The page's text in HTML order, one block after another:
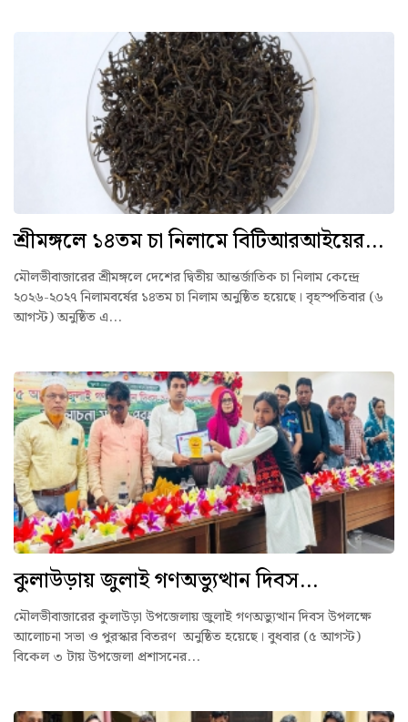
শ্রীমঙ্গলে ১৪তম চা নিলামে বিটিআরআইয়ের...
মৌলভীবাজারের শ্রীমঙ্গলে দেশের দ্বিতীয় আন্তর্জাতিক চা নিলাম কেন্দ্রে
২০২৬-২০২৭ নিলামবর্ষের ১৪তম চা নিলাম অনুষ্ঠিত হয়েছে। বৃহস্পতিবার (৬
আগস্ট) অনুষ্ঠিত এ...
কুলাউড়ায় জুলাই গণঅভ্যুত্থান দিবস...
মৌলভীবাজারের কুলাউড়া উপজেলায় জুলাই গণঅভ্যুত্থান দিবস উপলক্ষে
আলোচনা সভা ও পুরস্কার বিতরণ অনুষ্ঠিত হয়েছে। বুধবার (৫ আগস্ট)
বিকেল ৩ টায় উপজেলা প্রশাসনের...